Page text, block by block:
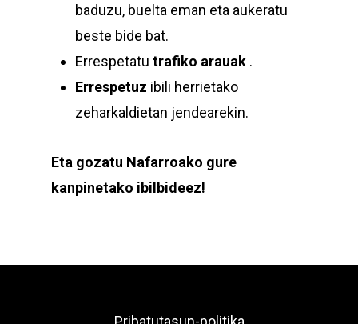
baduzu, buelta eman eta aukeratu
beste bide bat.
Errespetatu trafiko arauak .
Errespetuz ibili herrietako
zeharkaldietan jendearekin.
Eta gozatu Nafarroako gure
kanpinetako ibilbideez!